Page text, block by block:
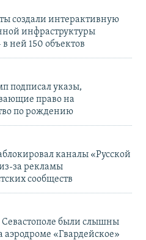
создали интерактивную
инфраструктуры
в ней 150 объектов
подписал указы,
право на
по рождению
каналы «Русской
за рекламы
сообществ
были слышны
аэродроме «Гвардейское»